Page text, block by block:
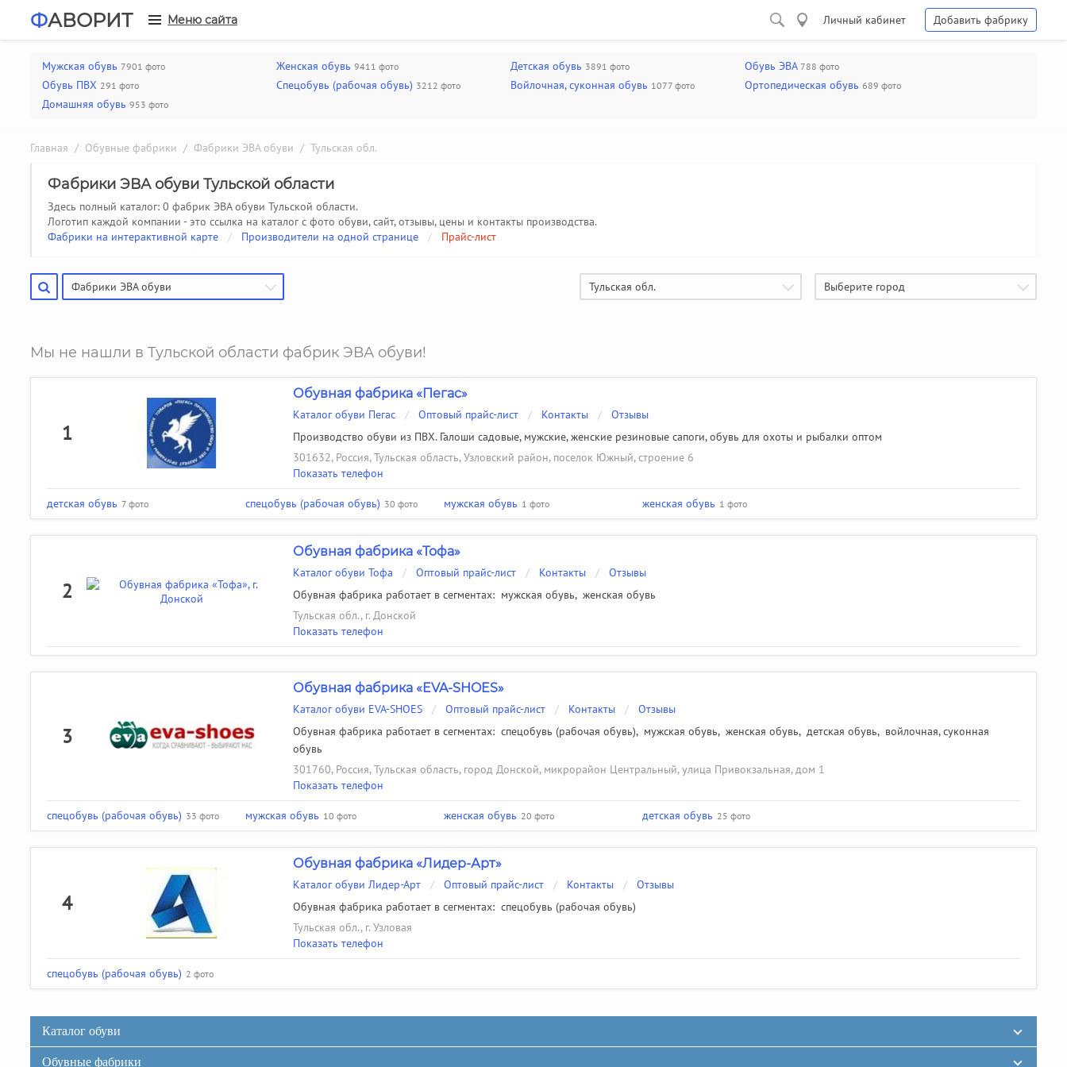
ФАВОРИТ Меню сайта Личный кабинет Добавить фабрику
Мужская обувь 7901 фото Женская обувь 9411 фото Детская обувь 3891 фото Обувь ЭВА 788 фото
Обувь ПВХ 291 фото Спецобувь (рабочая обувь) 3212 фото Войлочная, суконная обувь 1077 фото Ортопедическая обувь 689 фото
Домашняя обувь 953 фото
Главная / Обувные фабрики / Фабрики ЭВА обуви / Тульская обл.
Фабрики ЭВА обуви Тульской области
Здесь полный каталог: 0 фабрик ЭВА обуви Тульской области.
Логотип каждой компании - это ссылка на каталог с фото обуви, сайт, отзывы, цены и контакты производства.
Фабрики на интерактивной карте
/ Производители на одной странице / Прайс-лист
Фабрики ЭВА обуви Тульская обл. Выберите город
Мы не нашли в Тульской области фабрик ЭВА обуви!
1
Обувная фабрика «Пегас»
Каталог обуви Пегас / Оптовый прайс-лист / Контакты /
Отзывы
Производство обуви из ПВХ. Галоши садовые, мужские, женские резиновые сапоги, обувь для охоты и рыбалки оптом
301632, Россия, Тульская область, Узловский район, поселок Южный, строение 6
Показать телефон
детская обувь 7 фото спецобувь (рабочая обувь) 30 фото мужская обувь 1 фото женская обувь 1 фото
2
Обувная фабрика «Тофа»
Каталог обуви Тофа / Оптовый прайс-лист / Контакты /
Отзывы
Обувная фабрика работает в сегментах: мужская обувь, женская обувь
Тульская обл., г. Донской
Показать телефон
3
Обувная фабрика «EVA-SHOES»
Каталог обуви EVA-SHOES / Оптовый прайс-лист / Контакты /
Отзывы
Обувная фабрика работает в сегментах: спецобувь (рабочая обувь), мужская обувь, женская обувь, детская обувь, войлочная, суконная
обувь
301760, Россия, Тульская область, город Донской, микрорайон Центральный, улица Привокзальная, дом 1
Показать телефон
спецобувь (рабочая обувь) 33 фото мужская обувь 10 фото женская обувь 20 фото детская обувь 25 фото
4
Обувная фабрика «Лидер-Арт»
Каталог обуви Лидер-Арт / Оптовый прайс-лист / Контакты /
Отзывы
Обувная фабрика работает в сегментах: спецобувь (рабочая обувь)
Тульская обл., г. Узловая
Показать телефон
спецобувь (рабочая обувь) 2 фото
Каталог обуви
Обувные фабрики